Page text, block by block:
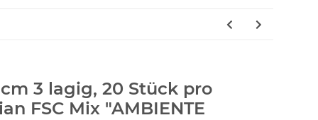
3 lagig, 20 Stück pro
FSC Mix "AMBIENTE